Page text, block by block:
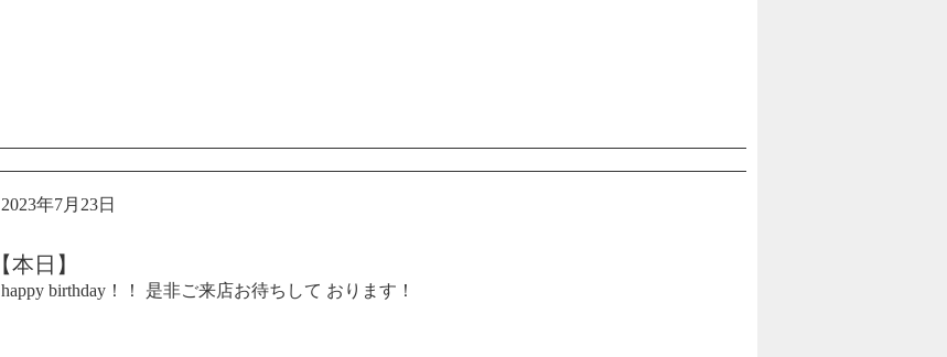
2023年7月23日
【本日】
happy birthday！！ 是非ご来店お待ちして おります！